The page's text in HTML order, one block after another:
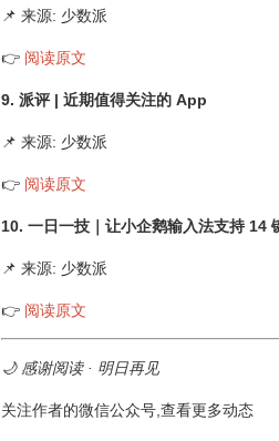
📌 来源: 少数派
👉 阅读原文
9. 派评 | 近期值得关注的 App
📌 来源: 少数派
👉 阅读原文
10. 一日一技｜让小企鹅输入法支持 14
📌 来源: 少数派
👉 阅读原文
🌙 感谢阅读 · 明日再见
关注作者的微信公众号,查看更多动态